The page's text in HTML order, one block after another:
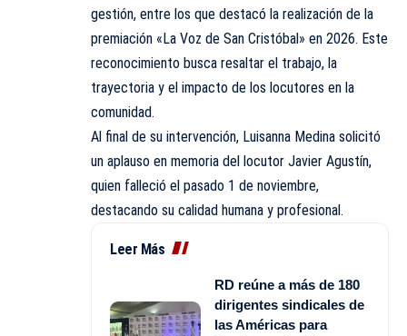
gestión, entre los que destacó la realización de la
premiación «La Voz de San Cristóbal» en 2026. Este
reconocimiento busca resaltar el trabajo, la
trayectoria y el impacto de los locutores en la
comunidad.
Al final de su intervención, Luisanna Medina solicitó
un aplauso en memoria del locutor Javier Agustín,
quien falleció el pasado 1 de noviembre,
destacando su calidad humana y profesional.
Leer Más
RD reúne a más de 180
dirigentes sindicales de
las Américas para